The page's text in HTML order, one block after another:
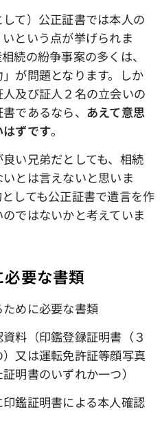
して）公正証書では本人の
という点が挙げられま
続の紛争事案の多くは、
」が問題となります。しか
及び証人２名の立会いの
であるなら、 あえて意思
ずです。
い兄弟だとしても、相続
とは言えないと思いま
しても公正証書で遺言を作
ではないかと考えていま
要な書類
めに必要な書類
料（印鑑登録証明書（３
又は運転免許証等顔写真
明書のいずれか一つ）
鑑証明書による本人確認